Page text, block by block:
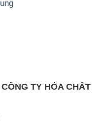
TY HÓA CHẤT
- 028.3756.1841-